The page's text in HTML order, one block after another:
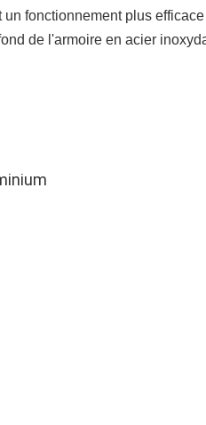
fonctionnement plus
de l'armoire en acier